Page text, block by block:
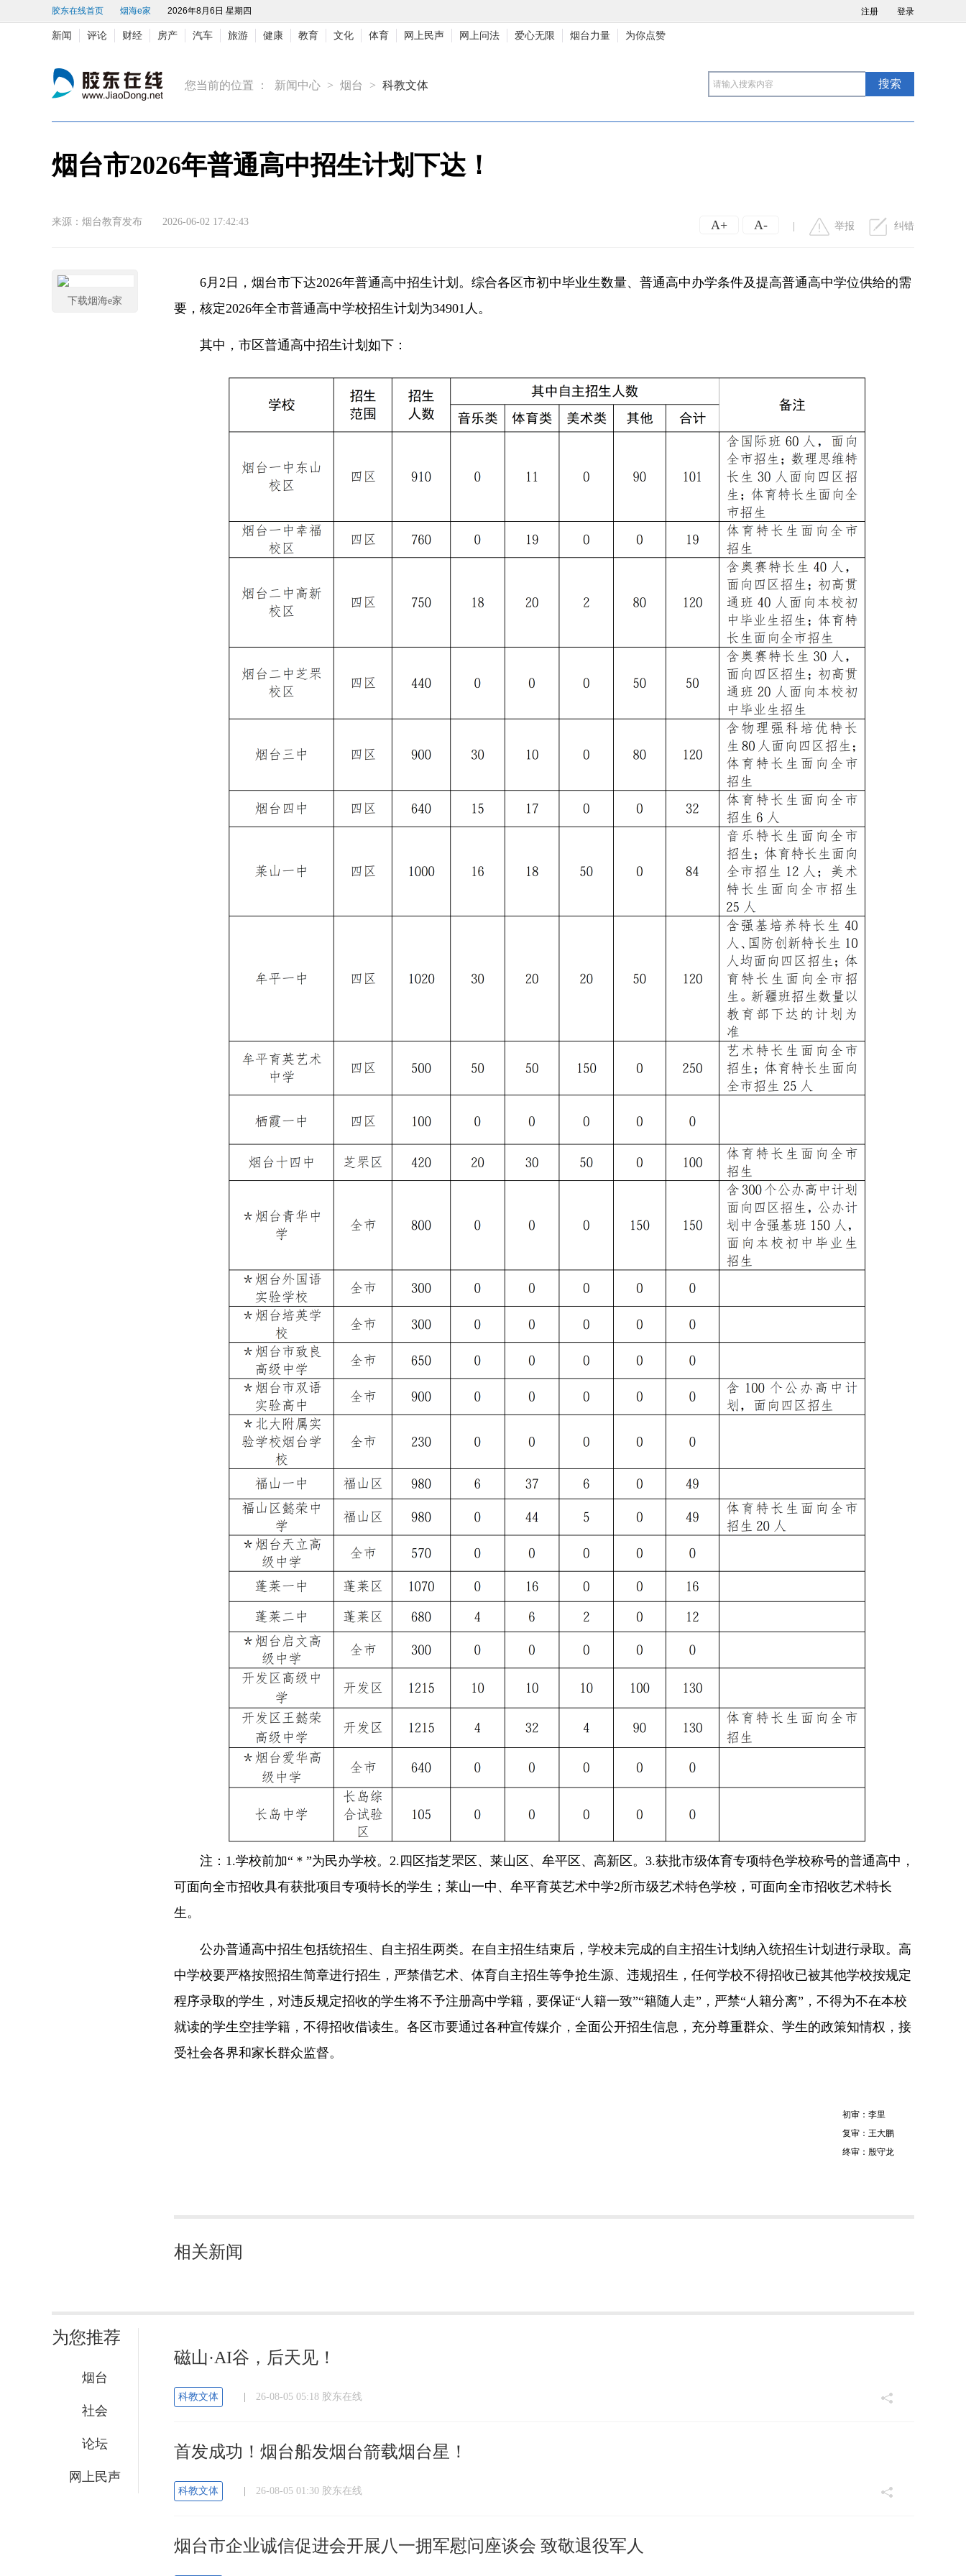
胶东在线首页 烟海e家 2026年8月6日 星期四 注册 登录
新闻 评论 财经 房产 汽车 旅游 健康 教育 文化 体育 网上民声 网上问法 爱心无限 烟台力量 为你点赞
您当前的位置 ： 新闻中心 > 烟台 > 科教文体
烟台市2026年普通高中招生计划下达！
来源：烟台教育发布 2026-06-02 17:42:43 A+ A- 举报 纠错
6月2日，烟台市下达2026年普通高中招生计划。综合各区市初中毕业生数量、普通高中办学条件及提高普通高中学位供给的需
要，核定2026年全市普通高中学校招生计划为34901人。
其中，市区普通高中招生计划如下：
注：1.学校前加“＊”为民办学校。2.四区指芝罘区、莱山区、牟平区、高新区。3.获批市级体育专项特色学校称号的普通高中，
可面向全市招收具有获批项目专项特长的学生；莱山一中、牟平育英艺术中学2所市级艺术特色学校，可面向全市招收艺术特长
生。
公办普通高中招生包括统招生、自主招生两类。在自主招生结束后，学校未完成的自主招生计划纳入统招生计划进行录取。高
中学校要严格按照招生简章进行招生，严禁借艺术、体育自主招生等争抢生源、违规招生，任何学校不得招收已被其他学校按规定
程序录取的学生，对违反规定招收的学生将不予注册高中学籍，要保证“人籍一致”“籍随人走”，严禁“人籍分离”，不得为不在本校
就读的学生空挂学籍，不得招收借读生。各区市要通过各种宣传媒介，全面公开招生信息，充分尊重群众、学生的政策知情权，接
受社会各界和家长群众监督。
初审：李里
复审：王大鹏
终审：殷守龙
相关新闻
下载烟海e家
磁山·AI谷，后天见！
科教文体 26-08-05 05:18 胶东在线
首发成功！烟台船发烟台箭载烟台星！
科教文体 26-08-05 01:30 胶东在线
烟台市企业诚信促进会开展八一拥军慰问座谈会 致敬退役军人
为您推荐
烟台
社会
论坛
网上民声